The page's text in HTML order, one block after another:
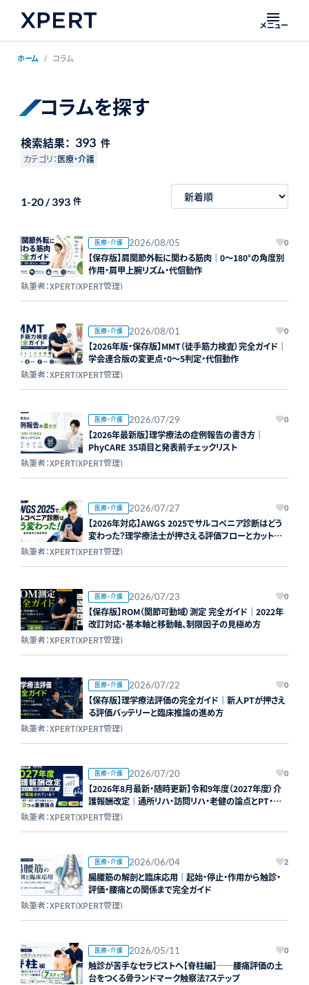
メニュー
ホーム コラム
コラムを探す
検索結果： 393 件
カテゴリ：医療・介護
1-20 / 393 件
医療・介護 2026/08/05 0
【保存版】肩関節外転に関わる筋肉｜0〜180°の角度別
作用・肩甲上腕リズム・代償動作
執筆者：XPERT(XPERT管理)
医療・介護 2026/08/01 0
【2026年版・保存版】MMT（徒手筋力検査）完全ガイド｜
学会連合版の変更点・0〜5判定・代償動作
執筆者：XPERT(XPERT管理)
医療・介護 2026/07/29 0
【2026年最新版】理学療法の症例報告の書き方｜
PhyCARE 35項目と発表前チェックリスト
執筆者：XPERT(XPERT管理)
医療・介護 2026/07/27 0
【2026年対応】AWGS 2025でサルコペニア診断はどう
変わった？理学療法士が押さえる評価フローとカットオ
フ値
執筆者：XPERT(XPERT管理)
医療・介護 2026/07/23 0
【保存版】ROM（関節可動域）測定 完全ガイド｜2022年
改訂対応・基本軸と移動軸、制限因子の見極め方
執筆者：XPERT(XPERT管理)
医療・介護 2026/07/22 0
【保存版】理学療法評価の完全ガイド｜新人PTが押さえ
る評価バッテリーと臨床推論の進め方
執筆者：XPERT(XPERT管理)
医療・介護 2026/07/20 0
【2026年8月最新・随時更新】令和9年度（2027年度）介
護報酬改定｜通所リハ・訪問リハ・老健の論点とPT・
OT・STへの影響
執筆者：XPERT(XPERT管理)
医療・介護 2026/06/04 2
腸腰筋の解剖と臨床応用｜起始・停止・作用から触診・
評価・腰痛との関係まで完全ガイド
執筆者：XPERT(XPERT管理)
医療・介護 2026/05/11 0
触診が苦手なセラピストへ【脊柱編】──腰痛評価の土
台をつくる骨ランドマーク触察法7ステップ